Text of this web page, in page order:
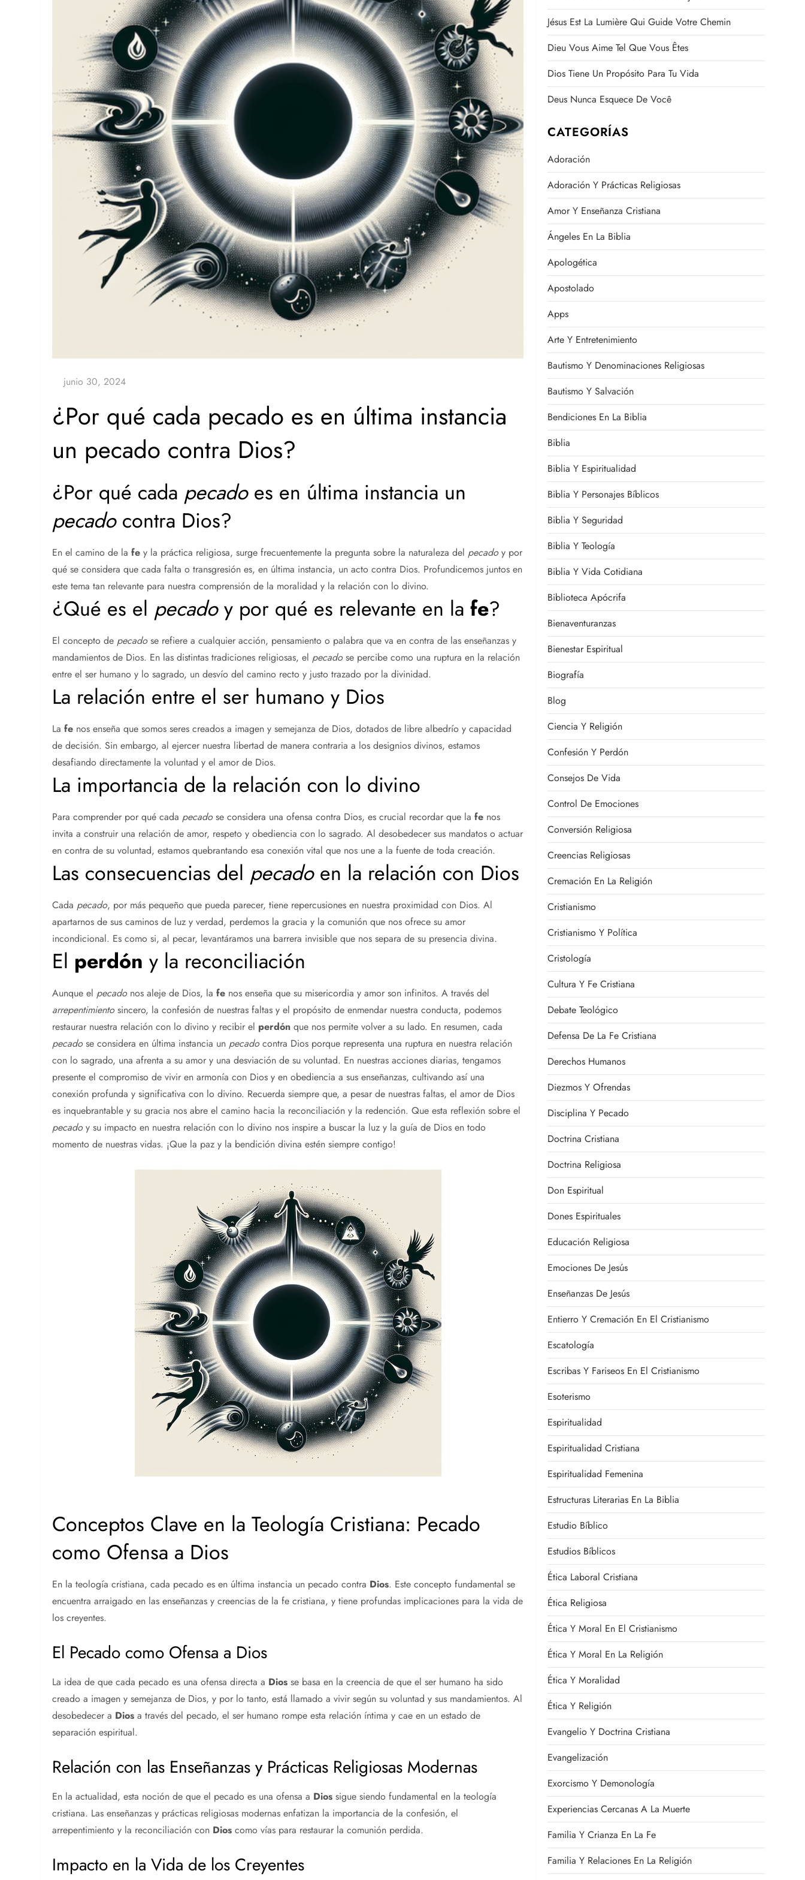
¿Por qué cada pecado es en última instancia
un pecado contra Dios?
¿Por qué cada pecadoes en última instancia un
pecadocontra Dios?
En el camino de lafe y la práctica religiosa, surge frecuentemente la pregunta sobre la naturaleza del pecadoy por
qué se considera que cada falta o transgresión es, en última instancia, un acto contra Dios. Profundicemos juntos en
este tema tan relevante para nuestra comprensión de la moralidad y la relación con lo divino.
¿Qué es el pecadoy por qué es relevante en lafe?
El concepto de pecadose refiere a cualquier acción, pensamiento o palabra que va en contra de las enseñanzas y
mandamientos de Dios. En las distintas tradiciones religiosas, el pecadose percibe como una ruptura en la relación
entre el ser humano y lo sagrado, un desvío del camino recto y justo trazado por la divinidad.
La relación entre el ser humano y Dios
Lafe nos enseña que somos seres creados a imagen y semejanza de Dios, dotados de libre albedrío y capacidad
de decisión. Sin embargo, al ejercer nuestra libertad de manera contraria a los designios divinos, estamos
desafiando directamente la voluntad y el amor de Dios.
La importancia de la relación con lo divino
Para comprender por qué cada pecadose considera una ofensa contra Dios, es crucial recordar que lafe nos
invita a construir una relación de amor, respeto y obediencia con lo sagrado. Al desobedecer sus mandatos o actuar
en contra de su voluntad, estamos quebrantando esa conexión vital que nos une a la fuente de toda creación.
Las consecuencias del pecadoen la relación con Dios
Cada pecado, por más pequeño que pueda parecer, tiene repercusiones en nuestra proximidad con Dios. Al
apartarnos de sus caminos de luz y verdad, perdemos la gracia y la comunión que nos ofrece su amor
incondicional. Es como si, al pecar, levantáramos una barrera invisible que nos separa de su presencia divina.
El perdón y la reconciliación
Aunque el pecadonos aleje de Dios, lafe nos enseña que su misericordia y amor son infinitos. A través del
arrepentimientosincero, la confesión de nuestras faltas y el propósito de enmendar nuestra conducta, podemos
restaurar nuestra relación con lo divino y recibir el perdón que nos permite volver a su lado. En resumen, cada
pecadose considera en última instancia un pecadocontra Dios porque representa una ruptura en nuestra relación
con lo sagrado, una afrenta a su amor y una desviación de su voluntad. En nuestras acciones diarias, tengamos
presente el compromiso de vivir en armonía con Dios y en obediencia a sus enseñanzas, cultivando así una
conexión profunda y significativa con lo divino. Recuerda siempre que, a pesar de nuestras faltas, el amor de Dios
es inquebrantable y su gracia nos abre el camino hacia la reconciliación y la redención. Que esta reflexión sobre el
pecadoy su impacto en nuestra relación con lo divino nos inspire a buscar la luz y la guía de Dios en todo
momento de nuestras vidas. ¡Que la paz y la bendición divina estén siempre contigo!
Conceptos Clave en la Teología Cristiana: Pecado
como Ofensa a Dios
En la teología cristiana, cada pecado es en última instancia un pecado contra Dios. Este concepto fundamental se
encuentra arraigado en las enseñanzas y creencias de la fe cristiana, y tiene profundas implicaciones para la vida de
los creyentes.
El Pecado como Ofensa a Dios
La idea de que cada pecado es una ofensa directa a Dios se basa en la creencia de que el ser humano ha sido
creado a imagen y semejanza de Dios, y por lo tanto, está llamado a vivir según su voluntad y sus mandamientos. Al
desobedecer a Dios a través del pecado, el ser humano rompe esta relación íntima y cae en un estado de
separación espiritual.
Relación con las Enseñanzas y Prácticas Religiosas Modernas
En la actualidad, esta noción de que el pecado es una ofensa a Dios sigue siendo fundamental en la teología
cristiana. Las enseñanzas y prácticas religiosas modernas enfatizan la importancia de la confesión, el
arrepentimiento y la reconciliación con Dios como vías para restaurar la comunión perdida.
Impacto en la Vida de los Creyentes
Jésus Est La Lumière Qui Guide Votre Chemin
Dieu Vous Aime Tel Que Vous Êtes
Dios Tiene Un Propósito Para Tu Vida
Deus Nunca Esquece De Você
CATEGORÍAS
Adoración
Adoración Y Prácticas Religiosas
Amor Y Enseñanza Cristiana
Ángeles En La Biblia
Apologética
Apostolado
Apps
Arte Y Entretenimiento
Bautismo Y Denominaciones Religiosas
Bautismo Y Salvación
Bendiciones En La Biblia
Biblia
Biblia Y Espiritualidad
Biblia Y Personajes Bíblicos
Biblia Y Seguridad
Biblia Y Teología
Biblia Y Vida Cotidiana
Biblioteca Apócrifa
Bienaventuranzas
Bienestar Espiritual
Biografía
Blog
Ciencia Y Religión
Confesión Y Perdón
Consejos De Vida
Control De Emociones
Conversión Religiosa
Creencias Religiosas
Cremación En La Religión
Cristianismo
Cristianismo Y Política
Cristología
Cultura Y Fe Cristiana
Debate Teológico
Defensa De La Fe Cristiana
Derechos Humanos
Diezmos Y Ofrendas
Disciplina Y Pecado
Doctrina Cristiana
Doctrina Religiosa
Don Espiritual
Dones Espirituales
Educación Religiosa
Emociones De Jesús
Enseñanzas De Jesús
Entierro Y Cremación En El Cristianismo
Escatología
Escribas Y Fariseos En El Cristianismo
Esoterismo
Espiritualidad
Espiritualidad Cristiana
Espiritualidad Femenina
Estructuras Literarias En La Biblia
Estudio Bíblico
Estudios Bíblicos
Ética Laboral Cristiana
Ética Religiosa
Ética Y Moral En El Cristianismo
Ética Y Moral En La Religión
Ética Y Moralidad
Ética Y Religión
Evangelio Y Doctrina Cristiana
Evangelización
Exorcismo Y Demonología
Experiencias Cercanas A La Muerte
Familia Y Crianza En La Fe
Familia Y Relaciones En La Religión